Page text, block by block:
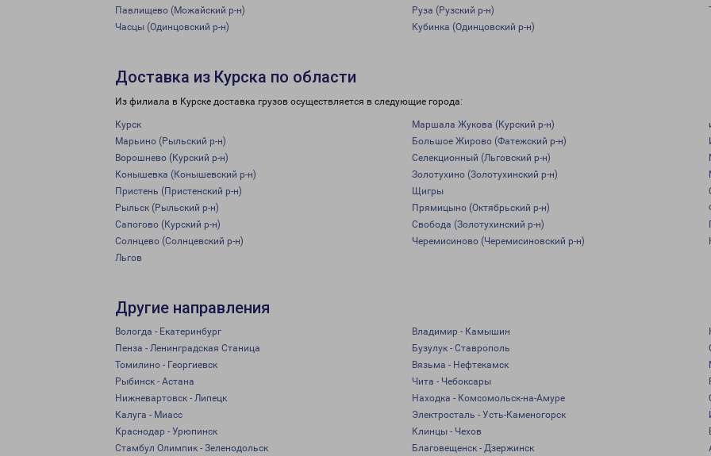
Павлищево (Можайский р-н)
Руза (Рузский р-н)
Часцы (Одинцовский р-н)
Кубинка (Одинцовский р-н)
Доставка из Курска по области
Из филиала в Курске доставка грузов осуществляется в следующие города:
Курск Маршала Жукова (Курский р-н)
Марьино (Рыльский р-н)
Большое Жирово (Фатежский р-н)
Ворошнево (Курский р-н)
Селекционный (Льговский р-н)
Конышевка (Конышевский р-н)
Золотухино (Золотухинский р-н)
Пристень (Пристенский р-н)
Щигры
Рыльск (Рыльский р-н)
Прямицыно (Октябрьский р-н)
Сапогово (Курский р-н)
Свобода (Золотухинский р-н)
Солнцево (Солнцевский р-н)
Черемисиново (Черемисиновский р-н)
Льгов
Другие направления
Вологда - Екатеринбург Владимир - Камышин
Пенза - Ленинградская Станица
Бузулук - Ставрополь
Томилино - Георгиевск
Вязьма - Нефтекамск
Рыбинск - Астана
Чита - Чебоксары
Нижневартовск - Липецк
Находка - Комсомольск-на-Амуре
Калуга - Миасс
Электросталь - Усть-Каменогорск
Краснодар - Урюпинск
Клинцы - Чехов
Стамбул Олимпик - Зеленодольск
Благовещенск - Дзержинск